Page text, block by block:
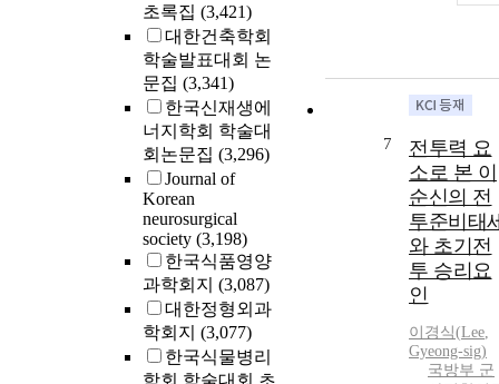
초록집 (3,421)
대한건축학회
학술발표대회 논
문집 (3,341)
한국신재생에
너지학회 학술대
회논문집 (3,296)
Journal of
Korean
neurosurgical
society (3,198)
한국식품영양
과학회지 (3,087)
대한정형외과
학회지 (3,077)
한국식물병리
7
전투력 요
소로 본 이
순신의 전
투준비태
와 초기전
투 승리요
인
이경식(Lee,
Gyeong-sig)
국방부 군